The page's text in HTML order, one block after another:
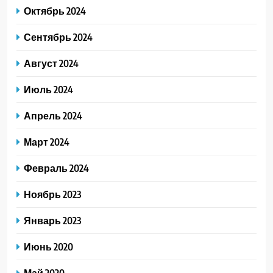
Октябрь 2024
Сентябрь 2024
Август 2024
Июль 2024
Апрель 2024
Март 2024
Февраль 2024
Ноябрь 2023
Январь 2023
Июнь 2020